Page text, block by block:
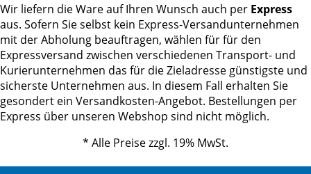
Wir liefern die Ware auf Ihren Wunsch auch per Express
aus. Sofern Sie selbst kein Express-Versandunternehmen
mit der Abholung beauftragen, wählen für für den
Expressversand zwischen verschiedenen Transport- und
Kurierunternehmen das für die Zieladresse günstigste und
sicherste Unternehmen aus. In diesem Fall erhalten Sie
gesondert ein Versandkosten-Angebot. Bestellungen per
Express über unseren Webshop sind nicht möglich.
* Alle Preise zzgl. 19% MwSt.